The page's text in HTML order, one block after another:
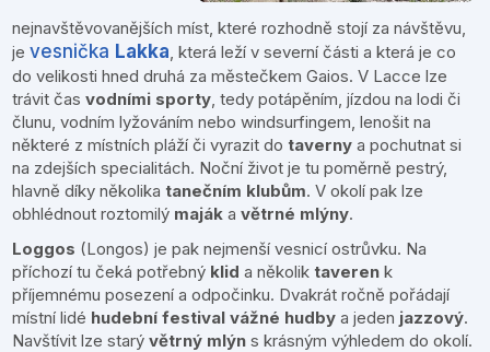
nejnavštěvovanějších míst, které rozhodně stojí za návštěvu,
jevesnička Lakka, která leží v severní části a která je co
do velikosti hned druhá za městečkem Gaios. V Lacce lze
trávit časvodními sporty, tedy potápěním, jízdou na lodi či
člunu, vodním lyžováním nebo windsurfingem, lenošit na
některé z místních pláží či vyrazit dotaverny a pochutnat si
na zdejších specialitách. Noční život je tu poměrně pestrý,
hlavně díky několikatanečním klubům. V okolí pak lze
obhlédnout roztomilý maják avětrné mlýny.
Loggos (Longos) je pak nejmenší vesnicí ostrůvku. Na
příchozí tu čeká potřebný klid a několiktaveren k
příjemnému posezení a odpočinku. Dvakrát ročně pořádají
místní lidé hudební festival vážné hudby a jeden jazzový.
Navštívit lze starývětrný mlýn s krásným výhledem do okolí.